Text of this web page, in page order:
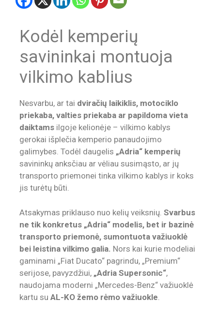
Kodėl kemperių
savininkai montuoja
vilkimo kablius
Nesvarbu, ar tai dviračių laikiklis, motociklo
priekaba, valties priekaba ar papildoma vieta
daiktams ilgoje kelionėje – vilkimo kablys
gerokai išplečia kemperio panaudojimo
galimybes. Todėl daugelis „Adria“ kemperių
savininkų anksčiau ar vėliau susimąsto, ar jų
transporto priemonei tinka vilkimo kablys ir koks
jis turėtų būti.
Atsakymas priklauso nuo kelių veiksnių. Svarbus
ne tik konkretus „Adria“ modelis, bet ir bazinė
transporto priemonė, sumontuota važiuoklė
bei leistina vilkimo galia. Nors kai kurie modeliai
gaminami „Fiat Ducato“ pagrindu, „Premium“
serijose, pavyzdžiui, „Adria Supersonic“,
naudojama moderni „Mercedes-Benz“ važiuoklė
kartu su AL-KO žemo rėmo važiuokle